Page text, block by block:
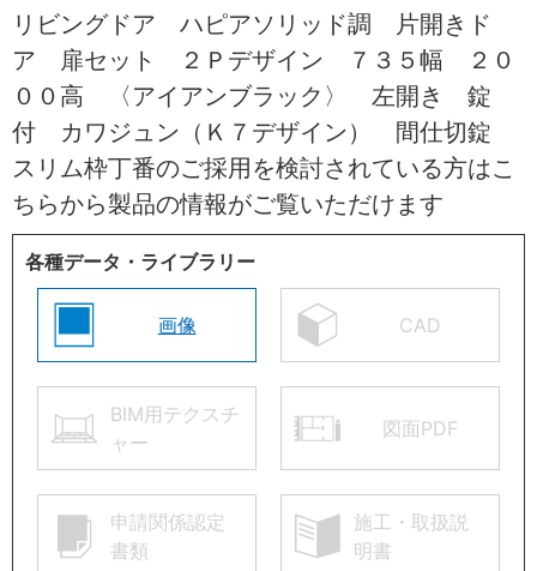
リビングドア ハピアソリッド調 片開きド
ア 扉セット ２Ｐデザイン ７３５幅 ２０
００高 〈アイアンブラック〉 左開き 錠
付 カワジュン（Ｋ７デザイン） 間仕切錠
スリム枠丁番のご採用を検討されている方はこ
ちらから製品の情報がご覧いただけます
各種データ・ライブラリー
画像 CAD
BIM用テクスチ
ャー
図面PDF
申請関係認定
書類
施工・取扱説
明書